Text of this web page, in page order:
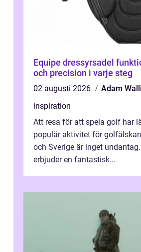
Equipe dressyrsadel funktion, känsla
och precision i varje steg
02 augusti 2026
Adam
inspiration
Att resa för att spela golf har
populär aktivitet för
och Sverige är inget
erbjuder en fantastisk...